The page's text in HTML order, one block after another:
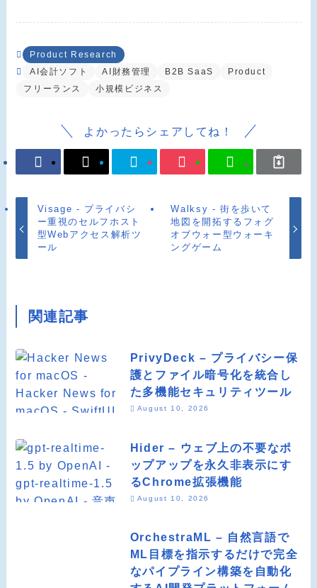
Product Research
AI会計ソフト
AI財務管理 B2B SaaS
Product
フリーランス
小規模ビジネス
よかったらシェアしてね！
Visage - プライバシ
ー重視のセルフホスト
型Webアクセス解析ツ
ール
Walksy - 街を歩いて
地図を開拓するフォグ
オブウォー型ウォーキ
ングゲーム
関連記事
PrivyDeck – プライバシー保
護とファイル暗号化を統合し
た多機能セキュリティツール
August 10, 2026
Hider – ウェブ上の不要なポ
ップアップを永久非表示にす
るChrome拡張機能
August 10, 2026
OrchestraML – 自然言語で
ML目標を指示するだけで完全
なパイプライン構築を自動化